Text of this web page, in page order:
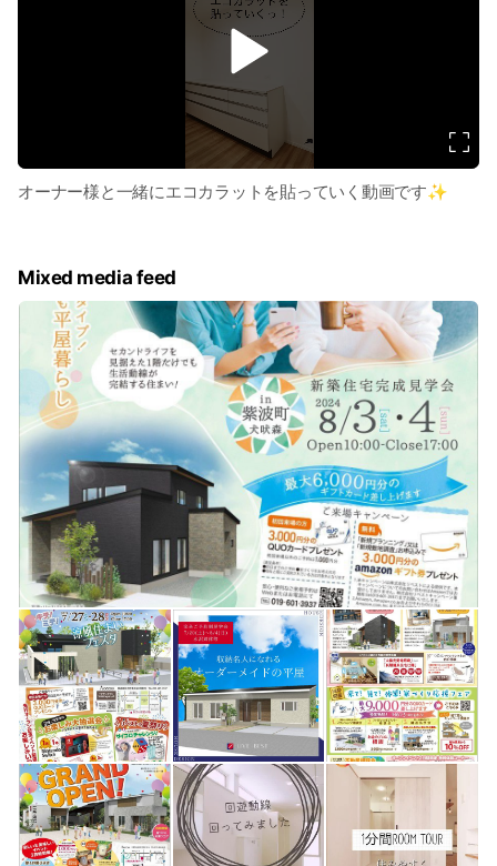
会」を、毎月定期的に開催しています。「完成住宅見学会」と
は、当社でご建築頂いた新築住宅を、お施主様のご厚意により
お引越前に貸して頂き公開するものです。
当日は、非常に多くのお客様がご来場され、お客様もスタッフ
も和気藹々としたアットホームな雰囲気でご覧頂くことができ
ますので、ぜひお気軽にお立ち寄り下さい。
d
e
o
オーナー様と一緒にエコカラットを貼っていく動画です✨
Mixed media feed